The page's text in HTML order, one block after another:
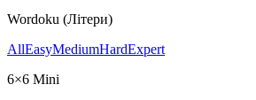
Wordoku (Літери)
AllEasyMediumHardExpert
6×6 Mini